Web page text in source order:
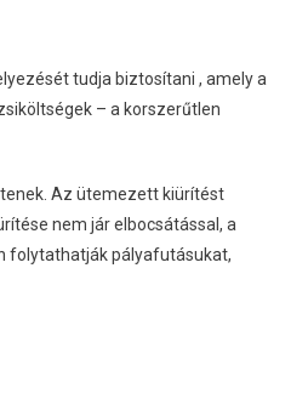
tudja biztosítani , amely a
– a korszerűtlen
Az ütemezett kiürítést
nem jár elbocsátással, a
folytathatják pályafutásukat,